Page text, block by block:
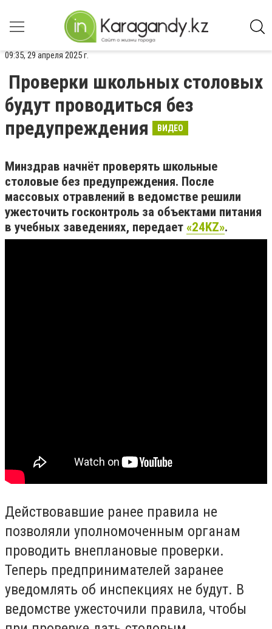
09:35, 29 апреля 2025 г.
Проверки школьных столовых
будут проводиться без
предупреждения
ВИДЕО
Минздрав начнёт проверять школьные
столовые без предупреждения. После
массовых отравлений в ведомстве решили
ужесточить госконтроль за объектами питания
в учебных заведениях, передает «24KZ».
Действовавшие ранее правила не
позволяли уполномоченным органам
проводить внеплановые проверки.
Теперь предпринимателей заранее
уведомлять об инспекциях не будут. В
ведомстве ужесточили правила, чтобы